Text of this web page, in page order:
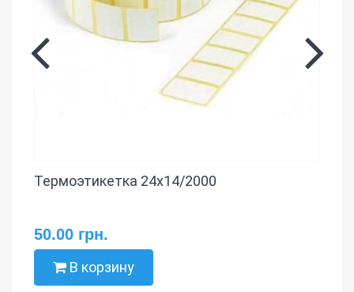
Термоэтикетка 24х14/2000
50.00 грн.
В корзину